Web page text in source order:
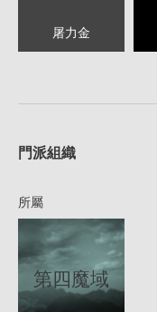
屠力金
門派組織
所屬
第四魔域